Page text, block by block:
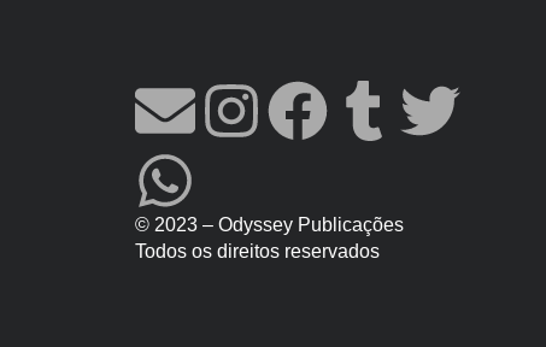
© 2023 – Odyssey Publicações
Todos os direitos reservados